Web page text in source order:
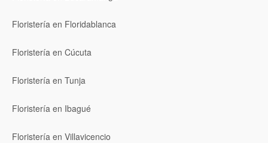
Floristería en Floridablanca
Floristería en Cúcuta
Floristería en Tunja
Floristería en Ibagué
Floristería en Villavicencio